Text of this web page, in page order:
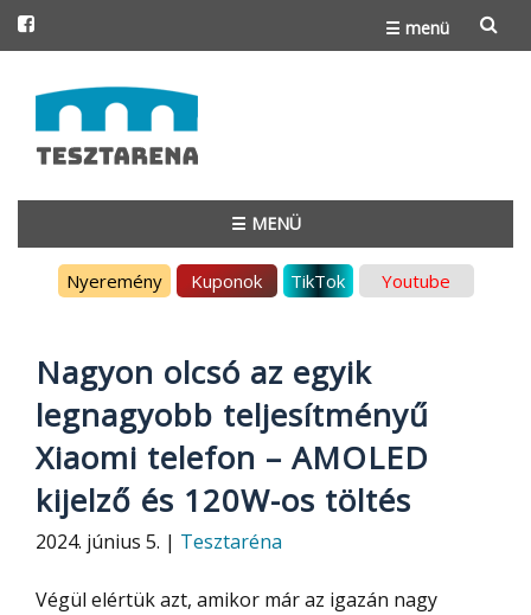
☰ menü
to
content
☰ MENÜ
Nyeremény Kuponok TikTok Youtube
Nagyon olcsó az egyik
legnagyobb teljesítményű
Xiaomi telefon – AMOLED
kijelző és 120W-os töltés
2024. június 5. | Tesztaréna
Végül elértük azt, amikor már az igazán nagy